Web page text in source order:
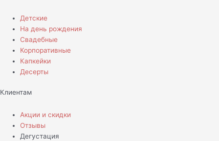
Детские
На день рождения
Свадебные
Корпоративные
Капкейки
Десерты
Клиентам
Акции и скидки
Отзывы
Дегустация